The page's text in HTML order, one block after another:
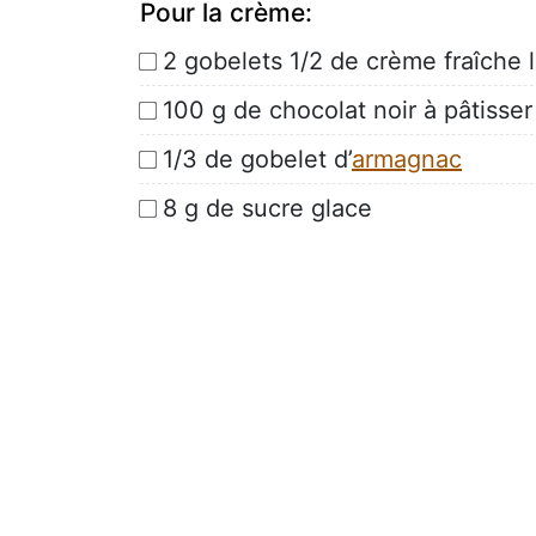
Pour la crème:
2 gobelets 1/2 de crème fraîche
100 g de chocolat noir à pâtisser
1/3 de gobelet d’armagnac
8 g de sucre glace